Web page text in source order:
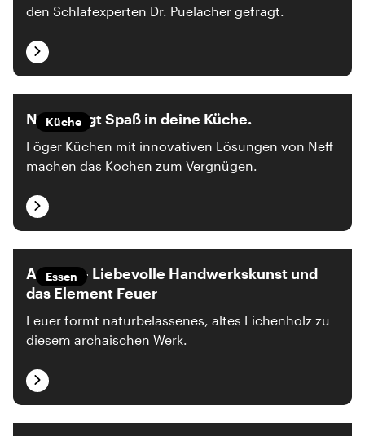
den Schlafexperten Dr. Puelacher gefragt.
Küche
Neff bringt Spaß in deine Küche.
Föger Küchen mit innovativen Lösungen von Neff
machen das Kochen zum Vergnügen.
Essen
Archeo – Liebevolle Handwerkskunst und
das Element Feuer
Feuer formt naturbelassenes, altes Eichenholz zu
diesem archaischen Werk.